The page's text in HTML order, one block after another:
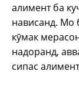
алимент ба
нависанд. Мо
кӯмак
надоранд,
сипас